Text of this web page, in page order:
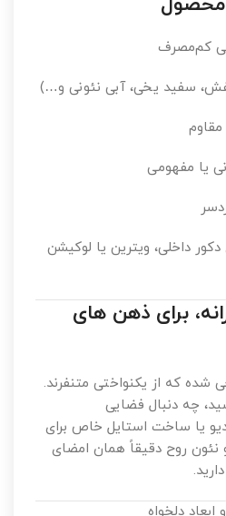
کم‌مصرف
سفید یخی، آبی نئونی و…)
یا مفهومی
دکور داخلی، ویترین یا لوکیشن
برای ذهن های
شده که از یکنواختی متنفرند.
چه دنبال فضایی
یا ساخت استایل خاص برای
نئون روح دقیقاً همان امضای
دلخواه